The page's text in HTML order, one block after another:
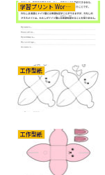
学習プリント Worksheets
工作型紙
工作型紙